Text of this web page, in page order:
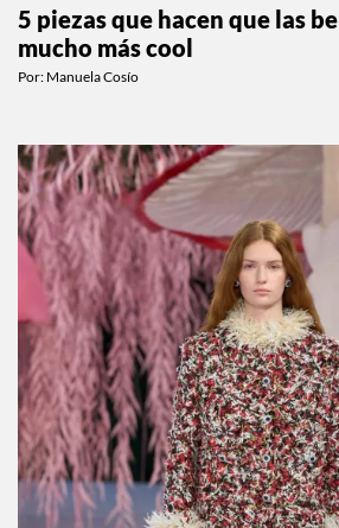
5 piezas que hacen que las
mucho más cool
Por: Manuela Cosío